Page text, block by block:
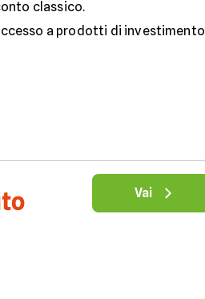
classico.
a prodotti di investimento
Vai